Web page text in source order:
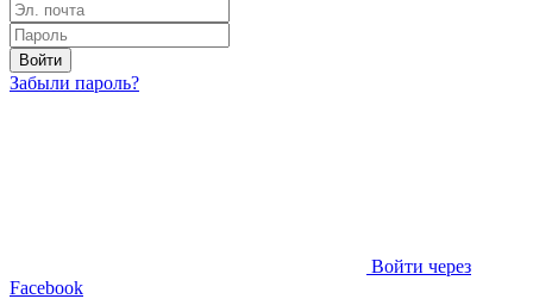
Войти
Забыли пароль?
Войти через
Facebook